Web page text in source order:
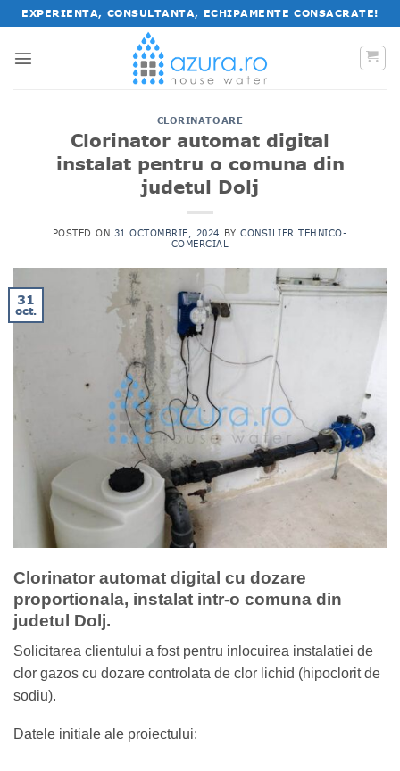
Salt
la
conținut
EXPERIENTA, CONSULTANTA, ECHIPAMENTE CONSACRATE!
CLORINATOARE
Clorinator automat digital
instalat pentru o comuna din
judetul Dolj
POSTED ON 31 OCTOMBRIE, 2024 BYCONSILIER TEHNICO-
COMERCIAL
31
oct.
Clorinator automat digital cu dozare
proportionala, instalat intr-o comuna din
judetul Dolj.
Solicitarea clientului a fost pentru inlocuirea instalatiei de
clor gazos cu dozare controlata de clor lichid (hipoclorit de
sodiu).
Datele initiale ale proiectului: